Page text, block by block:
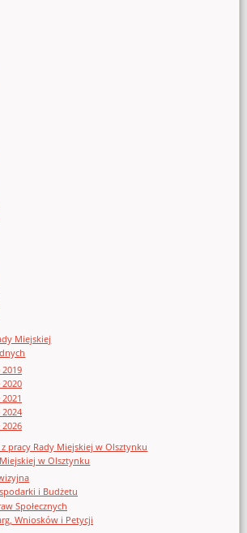
Miejskiej
pracy Rady Miejskiej w Olsztynku
w Olsztynku
i Budżetu
Społecznych
Wniosków i Petycji